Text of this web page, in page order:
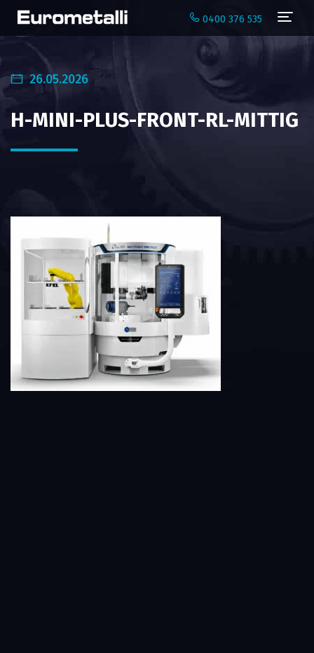
0400 376 535
26.05.2026
H-MINI-PLUS-FRONT-RL-MITTIG